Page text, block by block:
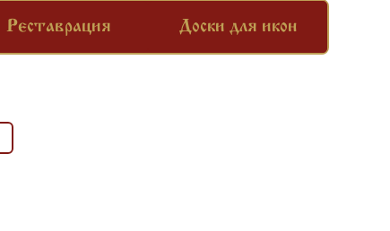
Реставрация Доски для икон